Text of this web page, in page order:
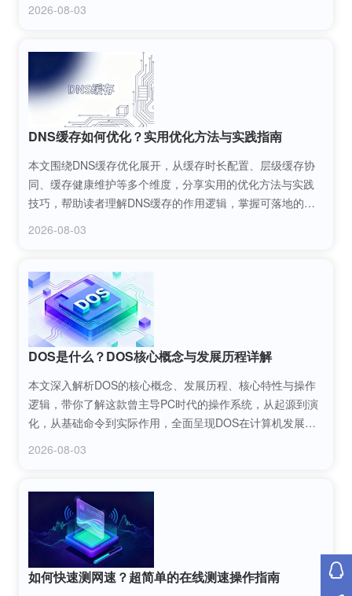
2026-08-03
DNS缓存如何优化？实用优化方法与实践指南
本文围绕DNS缓存优化展开，从缓存时长配置、层级缓存协
同、缓存健康维护等多个维度，分享实用的优化方法与实践
技巧，帮助读者理解DNS缓存的作用逻辑，掌握可落地的优
2026-08-03
DOS是什么？DOS核心概念与发展历程详解
本文深入解析DOS的核心概念、发展历程、核心特性与操作
逻辑，带你了解这款曾主导PC时代的操作系统，从起源到演
化，从基础命令到实际作用，全面呈现DOS在计算机发展进
2026-08-03
如何快速测网速？超简单的在线测速操作指南